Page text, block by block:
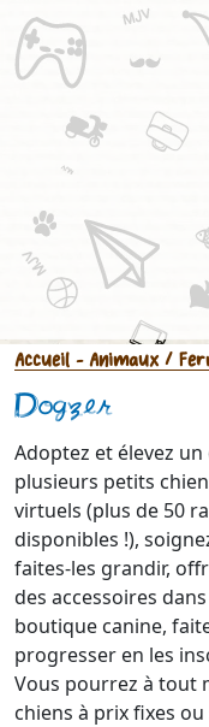
Accueil - Animaux /
Dogzer
Adoptez et élevez un
plusieurs petits
virtuels (plus de 50
disponibles !),
faites-les grandir,
des accessoires
boutique canine,
progresser en les
Vous pourrez à tout
chiens à prix fixes